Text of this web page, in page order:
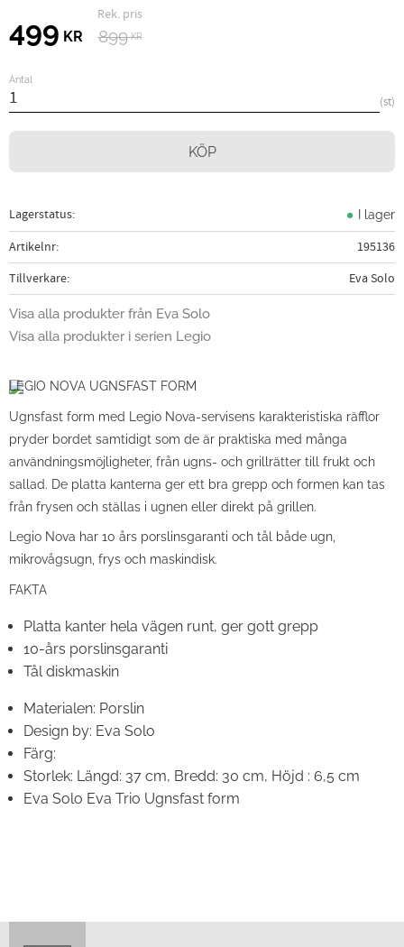
Nedsatt pris:
499 KR
Ordinarie pris:
899KR
Antal
st
KÖP
Lagerstatus I lager
Artikelnr
195136
Tillverkare
Eva Solo
Visa alla produkter från Eva Solo
Visa alla produkter i serien Legio
LEGIO NOVA UGNSFAST FORM
Ugnsfast form med Legio Nova-servisens karakteristiska räfflor
pryder bordet samtidigt som de är praktiska med många
användningsmöjligheter, från ugns- och grillrätter till frukt och
sallad. De platta kanterna ger ett bra grepp och formen kan tas
från frysen och ställas i ugnen eller direkt på grillen.
Legio Nova har 10 års porslinsgaranti och tål både ugn,
mikrovågsugn, frys och maskindisk.
FAKTA
Platta kanter hela vägen runt, ger gott grepp
10-års porslinsgaranti
Tål diskmaskin
Materialen: Porslin
Design by: Eva Solo
Färg:
Storlek: Längd: 37 cm, Bredd: 30 cm, Höjd : 6,5 cm
Eva Solo Eva Trio Ugnsfast form